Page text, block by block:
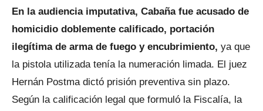
En la audiencia imputativa, Cabaña fue acusado de
homicidio doblemente calificado, portación
ilegítima de arma de fuego y encubrimiento, ya que
la pistola utilizada tenía la numeración limada. El juez
Hernán Postma dictó prisión preventiva sin plazo.
Según la calificación legal que formuló la Fiscalía, la